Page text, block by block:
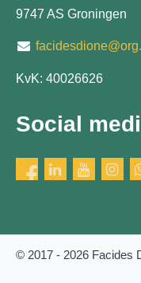
9747 AS Groningen
KvK: 40026626
Social
© 2017 - 2026 Facides